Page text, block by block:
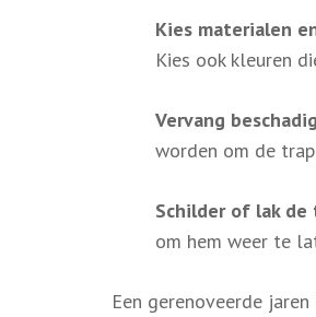
Kies materialen
Kies ook kleuren
Vervang
worden om de
Schilder of lak de
om hem weer te
Een gerenoveerde